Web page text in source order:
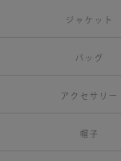
ジャケット
バッグ
アクセサリー
帽子